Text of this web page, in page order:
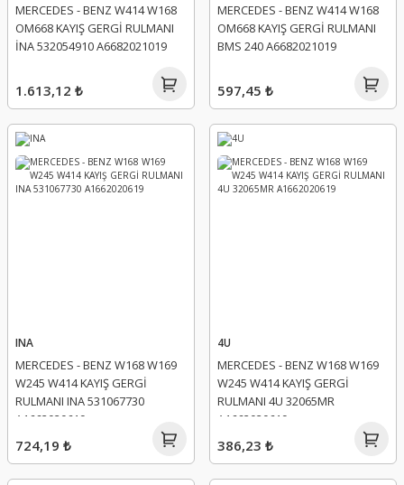
MERCEDES - BENZ W414 W168
OM668 KAYIŞ GERGİ RULMANI
İNA 532054910 A6682021019
1.613,12 ₺
MERCEDES - BENZ W414 W168
OM668 KAYIŞ GERGİ RULMANI
BMS 240 A6682021019
597,45 ₺
INA
MERCEDES - BENZ W168 W169
W245 W414 KAYIŞ GERGİ
RULMANI INA 531067730
A1662020619
724,19 ₺
4U
MERCEDES - BENZ W168 W169
W245 W414 KAYIŞ GERGİ
RULMANI 4U 32065MR
A1662020619
386,23 ₺